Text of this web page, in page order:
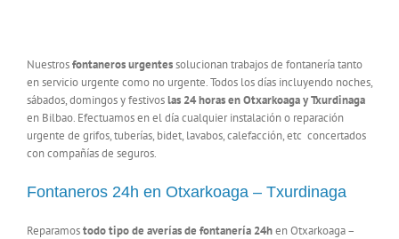
Nuestrosfontaneros urgentessolucionan trabajos de fontanería tanto
en servicio urgente como no urgente. Todos los días incluyendo noches,
sábados, domingos y festivoslas 24 horas en Otxarkoaga y Txurdinaga
en Bilbao. Efectuamos en el día cualquier instalación o reparación
urgente de grifos, tuberías, bidet, lavabos, calefacción, etc concertados
con compañías de seguros.
Fontaneros 24h en Otxarkoaga – Txurdinaga
Reparamostodo tipo de averías de fontanería 24hen Otxarkoaga –